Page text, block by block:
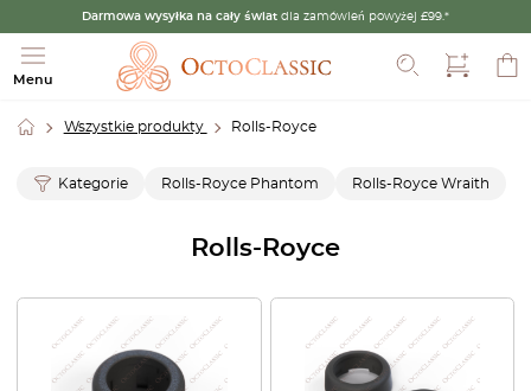
Darmowa wysyłka na cały świat dla zamówień powyżej £99.*
Menu
Szukaj
Wszystkie produkty Rolls-Royce
Kategorie Rolls-Royce Phantom Rolls-Royce Wraith
Rolls-Royce